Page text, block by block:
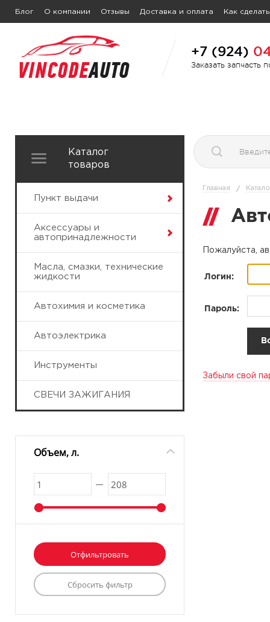
Блог О компании Отзывы Доставка и оплата Как
+7 (924)
Заказать запчасть
Каталог
товаров
Пункт выдачи
Аксессуары и
автопринадлежности
Масла, смазки, технические
жидкости
Автохимия и косметика
Автоэлектрика
Инструменты
СВЕЧИ ЗАЖИГАНИЯ
Объем, л.
Главная /
Пожалуйста,
Логин:
Пароль:
Забыли свой